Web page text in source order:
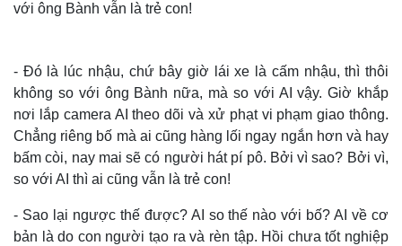
Cuộc sống đó đây
Hồ sơ
Ảnh
E-Magazine
Infographic
với ông Bành vẫn là trẻ con!
- Đó là lúc nhậu, chứ bây giờ lái xe là cấm nhậu, thì thôi
không so với ông Bành nữa, mà so với AI vậy. Giờ khắp
nơi lắp camera AI theo dõi và xử phạt vi phạm giao thông.
Chẳng riêng bố mà ai cũng hàng lối ngay ngắn hơn và hay
bấm còi, nay mai sẽ có người hát pí pô. Bởi vì sao? Bởi vì,
so với AI thì ai cũng vẫn là trẻ con!
- Sao lại ngược thế được? AI so thế nào với bố? AI về cơ
bản là do con người tạo ra và rèn tập. Hồi chưa tốt nghiệp